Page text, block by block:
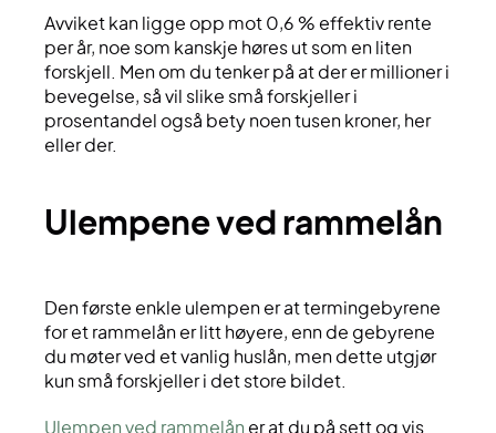
Avviket kan ligge opp mot 0,6 % effektiv rente
per år, noe som kanskje høres ut som en liten
forskjell. Men om du tenker på at der er millioner i
bevegelse, så vil slike små forskjeller i
prosentandel også bety noen tusen kroner, her
eller der.
ulempene ved rammelån
Den første enkle ulempen er at termingebyrene
for et rammelån er litt høyere, enn de gebyrene
du møter ved et vanlig huslån, men dette utgjør
kun små forskjeller i det store bildet.
Ulempen ved rammelån er at du på sett og vis